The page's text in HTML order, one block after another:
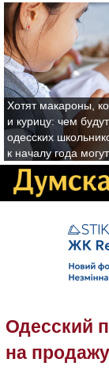
Хотят макароны,
и курицу: чем
одесских
к началу года
Одесский
на